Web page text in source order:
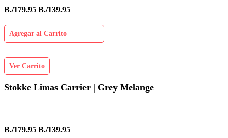
B./179.95 B./139.95
Agregar al Carrito
Ver Carrito
Stokke Limas Carrier | Grey Melange
B./179.95 B./139.95